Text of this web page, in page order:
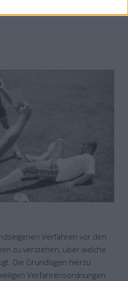
Verfahren vor den
zu verstehen, über welche
Die Grundlagen hierzu
Verfahrensordnungen